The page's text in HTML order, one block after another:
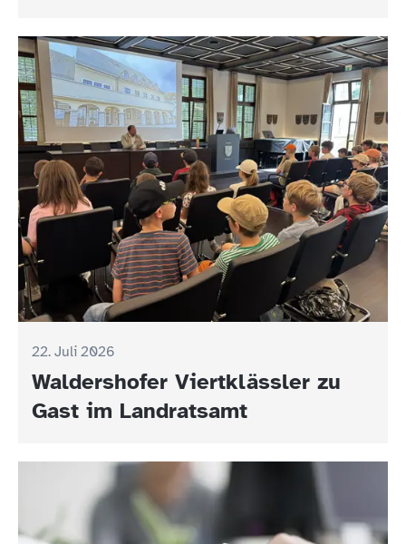
22. Juli 2026
Waldershofer Viertklässler zu
Gast im Landratsamt